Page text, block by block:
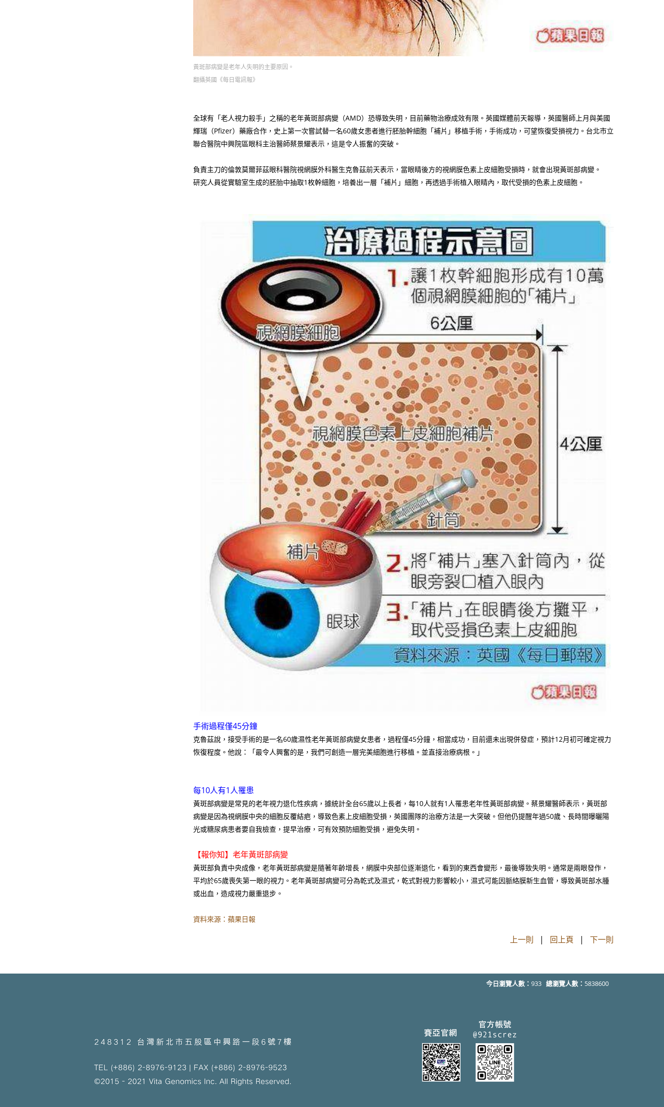
黃斑部病變是老年人失明的主要原因。
翻攝英國《每日電訊報》
全球有「老人視力殺手」之稱的老年黃斑部病變（AMD）恐導致失明，目前藥物治療成效有限。英國媒體前天報導，英國醫師上月與美國
輝瑞（Pfizer）藥廠合作，史上第一次嘗試替一名60歲女患者進行胚胎幹細胞「補片」移植手術，手術成功，可望恢復受損視力。台北市立
聯合醫院中興院區眼科主治醫師蔡景耀表示，這是令人振奮的突破。
負責主刀的倫敦莫爾菲茲眼科醫院視網膜外科醫生克魯茲前天表示，當眼睛後方的視網膜色素上皮細胞受損時，就會出現黃斑部病變。
研究人員從實驗室生成的胚胎中抽取1枚幹細胞，培養出一層「補片」細胞，再透過手術植入眼睛內，取代受損的色素上皮細胞。
手術過程僅45分鐘
克魯茲說，接受手術的是一名60歲濕性老年黃斑部病變女患者，過程僅45分鐘，相當成功，目前還未出現併發症，預計12月初可確定視力
恢復程度。他說：「最令人興奮的是，我們可創造一層完美細胞進行移植。並直接治療病根。」
每10人有1人罹患
黃斑部病變是常見的老年視力退化性疾病，據統計全台65歲以上長者，每10人就有1人罹患老年性黃斑部病變。蔡景耀醫師表示，黃斑部
病變是因為視網膜中央的細胞反覆結疤，導致色素上皮細胞受損，英國團隊的治療方法是一大突破。但他仍提醒年過50歲、長時間曝曬陽
光或糖尿病患者要自我檢查，提早治療，可有效預防細胞受損，避免失明。
【報你知】老年黃斑部病變
黃斑部負責中央成像，老年黃斑部病變是隨著年齡增長，網膜中央部位逐漸退化，看到的東西會變形，最後導致失明。通常是兩眼發作，
平均於65歲喪失第一眼的視力。老年黃斑部病變可分為乾式及濕式，乾式對視力影響較小，濕式可能因脈絡膜新生血管，導致黃斑部水腫
或出血，造成視力嚴重退步。
資料來源：蘋果日報
上一則 | 回上頁 | 下一則
今日瀏覽人數： 933 總瀏覽人數： 5838600